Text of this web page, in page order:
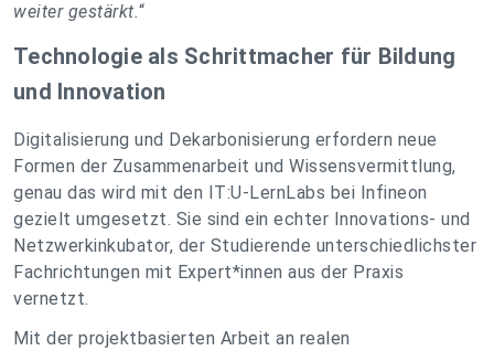
weiter gestärkt.“
Technologie als Schrittmacher für Bildung
und Innovation
Digitalisierung und Dekarbonisierung erfordern neue
Formen der Zusammenarbeit und Wissensvermittlung,
genau das wird mit den IT:U-LernLabs bei Infineon
gezielt umgesetzt. Sie sind ein echter Innovations- und
Netzwerkinkubator, der Studierende unterschiedlichster
Fachrichtungen mit Expert*innen aus der Praxis
vernetzt.
Mit der projektbasierten Arbeit an realen